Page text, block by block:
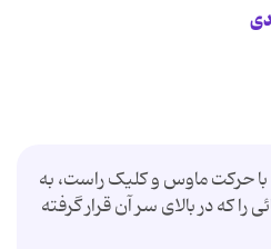
با حرکت ماوس و کلیک راست، به
که در بالای سر آن قرار گرفته